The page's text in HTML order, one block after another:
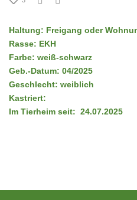
Haltung: Freigang oder
Rasse: EKH
Farbe: weiß-schwarz
Geb.-Datum: 04/2025
Geschlecht: weiblich
Kastriert:
Im Tierheim seit: 24.07.2025